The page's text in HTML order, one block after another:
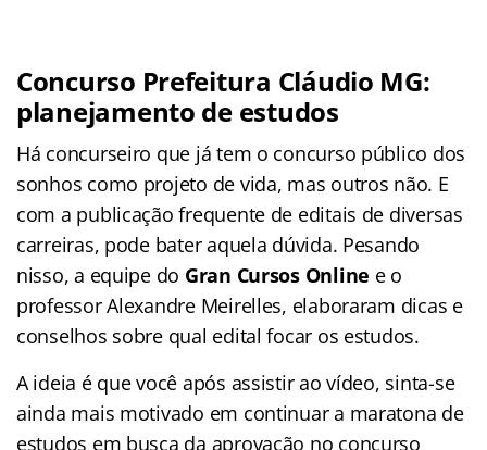
Concurso Prefeitura Cláudio MG:
planejamento de estudos
Há concurseiro que já tem o concurso público dos
sonhos como projeto de vida, mas outros não. E
com a publicação frequente de editais de diversas
carreiras, pode bater aquela dúvida. Pesando
nisso, a equipe do Gran Cursos Online e o
professor Alexandre Meirelles, elaboraram dicas e
conselhos sobre qual edital focar os estudos.
A ideia é que você após assistir ao vídeo, sinta-se
ainda mais motivado em continuar a maratona de
estudos em busca da aprovação no concurso